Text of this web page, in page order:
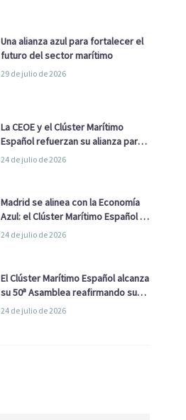
Una alianza azul para fortalecer el
futuro del sector marítimo
29 de julio de 2026
La CEOE y el Clúster Marítimo
Español refuerzan su alianza para
impulsar una estrategia Nacional
24 de julio de 2026
Madrid se alinea con la Economía
Azul: el Clúster Marítimo Español y
la Real Liga Naval avanzan alianzas
24 de julio de 2026
El Clúster Marítimo Español alcanza
su 50ª Asamblea reafirmando su
liderazgo en la Economía Azul
24 de julio de 2026